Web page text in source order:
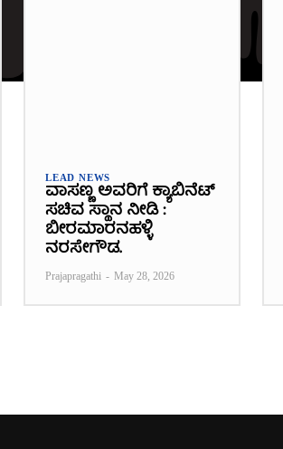
LEAD NEWS
ವಾಸಣ್ಣ ಅವರಿಗೆ ಕ್ಯಾಬಿನೆಟ್
ಸಚಿವ ಸ್ಥಾನ ನೀಡಿ :
ಬೀರಮಾರನಹಳ್ಳಿ
ನರಸೇಗೌಡ.
Prajapragathi - May 28, 2026